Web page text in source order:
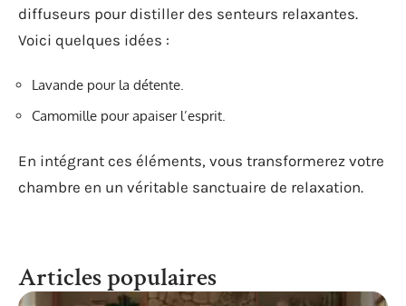
diffuseurs pour distiller des senteurs relaxantes.
Voici quelques idées :
Lavande pour la détente.
Camomille pour apaiser l’esprit.
En intégrant ces éléments, vous transformerez votre
chambre en un véritable sanctuaire de relaxation.
Articles populaires